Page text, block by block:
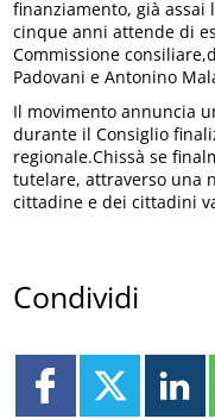
finanziamento, già
cinque anni attende di
Commissione
Padovani e Antonino
Il movimento annuncia
durante il Consiglio
regionale.Chissà se
tutelare, attraverso una
cittadine e dei cittadini
Condividi